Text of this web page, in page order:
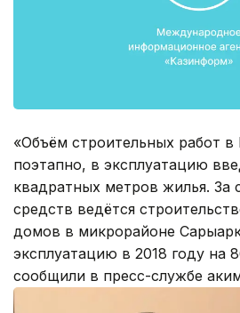
«Объём строительных работ
поэтапно, в эксплуатацию
квадратных метров жилья. За
средств ведётся
домов в микрорайоне
эксплуатацию в 2018 году на
сообщили в пресс-службе